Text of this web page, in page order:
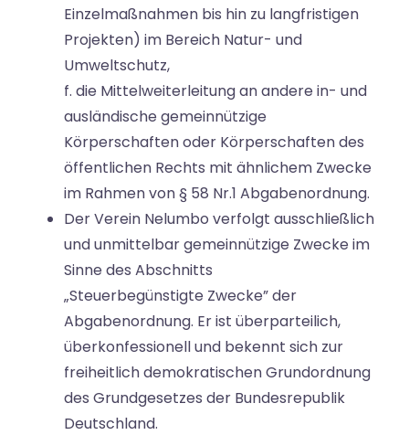
Einzelmaßnahmen bis hin zu langfristigen
Projekten) im Bereich Natur- und
Umweltschutz,
f. die Mittelweiterleitung an andere in- und
ausländische gemeinnützige
Körperschaften oder Körperschaften des
öffentlichen Rechts mit ähnlichem Zwecke
im Rahmen von § 58 Nr.1 Abgabenordnung.
Der Verein Nelumbo verfolgt ausschließlich
und unmittelbar gemeinnützige Zwecke im
Sinne des Abschnitts
„Steuerbegünstigte Zwecke” der
Abgabenordnung. Er ist überparteilich,
überkonfessionell und bekennt sich zur
freiheitlich demokratischen Grundordnung
des Grundgesetzes der Bundesrepublik
Deutschland.